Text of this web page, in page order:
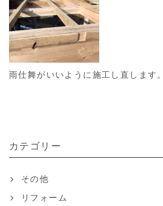
雨仕舞がいいように施工し直します。
カテゴリー
その他
リフォーム